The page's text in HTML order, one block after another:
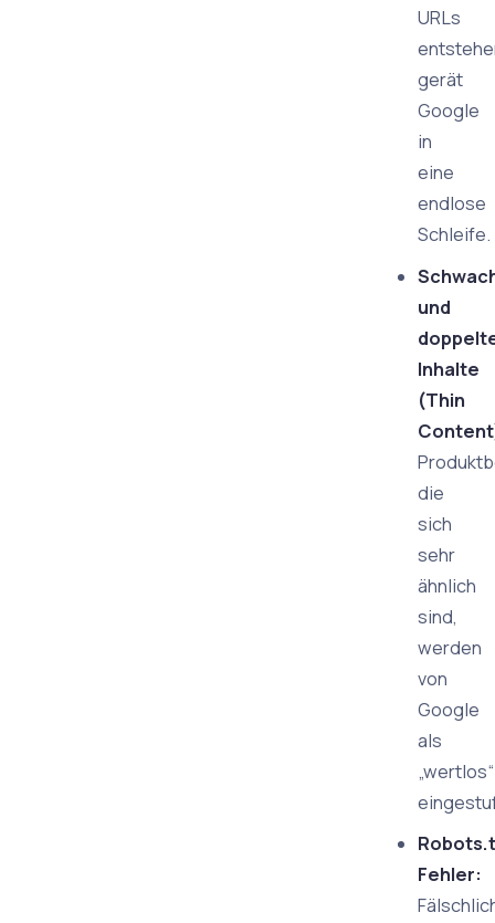
URLs
gerät
Google
in
eine
endlose
Schleife.
und
Inhalte
(Thin
die
sich
sehr
ähnlich
sind,
werden
von
Google
als
„wertlos“
Fehler: